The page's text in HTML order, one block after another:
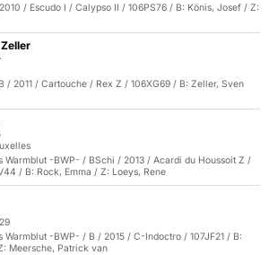
/ Escudo I / Calypso II / 106PS76 / B: Könis, Josef / Z:
/ 2011 / Cartouche / Rex Z / 106XG69 / B: Zeller, Sven
Warmblut -BWP- / BSchi / 2013 / Acardi du Houssoit Z /
/ B: Rock, Emma / Z: Loeys, Rene
Warmblut -BWP- / B / 2015 / C-Indoctro / 107JF21 / B:
Meersche, Patrick van